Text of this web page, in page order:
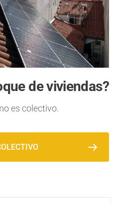
de viviendas?
es colectivo.